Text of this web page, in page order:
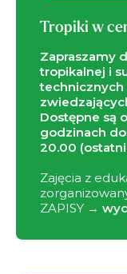
Tropiki w
Zapraszamy
tropikalnej i
technicznych
Dostępne są
godzinach
20.00
Zajęcia z
ZAPISY →